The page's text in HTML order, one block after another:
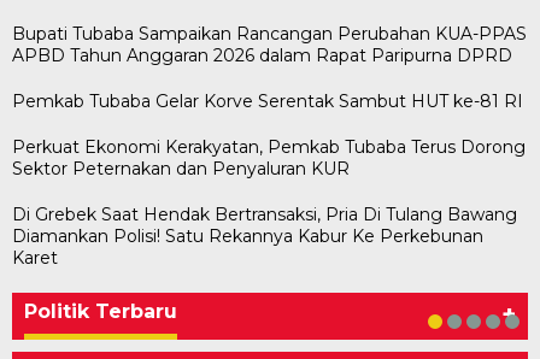
Bupati Tubaba Sampaikan Rancangan Perubahan KUA-PPAS
APBD Tahun Anggaran 2026 dalam Rapat Paripurna DPRD
Pemkab Tubaba Gelar Korve Serentak Sambut HUT ke-81 RI
Perkuat Ekonomi Kerakyatan, Pemkab Tubaba Terus Dorong
Sektor Peternakan dan Penyaluran KUR
Di Grebek Saat Hendak Bertransaksi, Pria Di Tulang Bawang
Diamankan Polisi! Satu Rekannya Kabur Ke Perkebunan
Karet
Politik Terbaru +
Bawaslu Tegaskan Sikap Siap Bersinergi
Di KABAR AKTUAL, POLITIK
Usai Musda, DPD Golkar Tulang Bawang Gelar
Di POLITIK | 11 Mei 2026
M. Aris Pratama Hanan Resmi ‘Nakhodai’ DPD II
Di POLITIK | 1 Mei 2026
Herman HN Lantik Budi Yohanda sebagai
Di POLITIK | 29 Januari 2026
Bupati Tubaba Hadiri Pelantikan Pengurus DPD
Di POLITIK | 28 Januari 2026